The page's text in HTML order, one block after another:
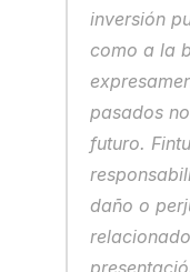
inversión
como a la
pasados
futuro.
daño o